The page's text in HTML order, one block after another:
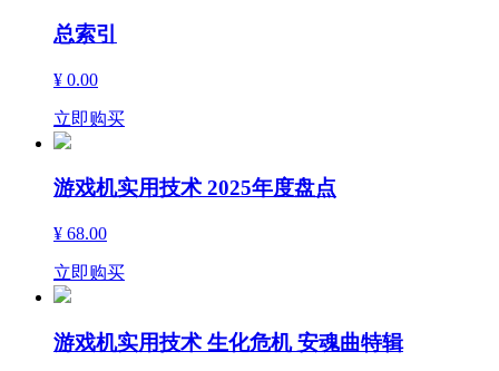
总索引
¥ 0.00
立即购买
游戏机实用技术 2025年度盘点
¥ 68.00
立即购买
游戏机实用技术 生化危机 安魂曲特辑